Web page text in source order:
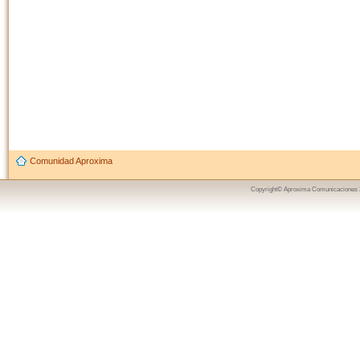
Comunidad Aproxima
Copyright© Aproxima Comunicaciones